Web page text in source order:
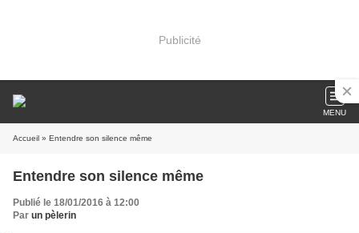
Publicité
MENU
Accueil » Entendre son silence même
Entendre son silence même
Publié le 18/01/2016 à 12:00
Par un pèlerin